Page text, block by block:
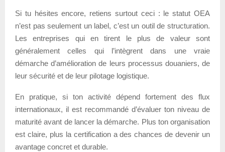
Si tu hésites encore, retiens surtout ceci : le statut OEA
n’est pas seulement un label, c’est un outil de structuration.
Les entreprises qui en tirent le plus de valeur sont
généralement celles qui l’intègrent dans une vraie
démarche d’amélioration de leurs processus douaniers, de
leur sécurité et de leur pilotage logistique.
En pratique, si ton activité dépend fortement des flux
internationaux, il est recommandé d’évaluer ton niveau de
maturité avant de lancer la démarche. Plus ton organisation
est claire, plus la certification a des chances de devenir un
avantage concret et durable.